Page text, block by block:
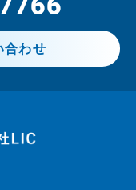
合わせ